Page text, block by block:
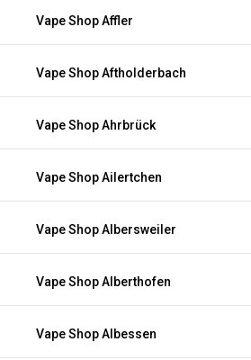
Vape Shop Affler
Vape Shop Aftholderbach
Vape Shop Ahrbrück
Vape Shop Ailertchen
Vape Shop Albersweiler
Vape Shop Alberthofen
Vape Shop Albessen